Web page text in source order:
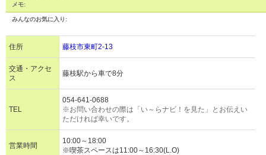
メモ:
みんなのお気に入り:
住所 藤枝市東町2-13
交通・アクセ
ス
藤枝駅から車で8分
TEL
054-641-0688
※お問い合わせの際は「い～らナビ！を見た」とお伝えい
ただければ幸いです。
営業時間
10:00～18:00
※喫茶スペースは11:00～16:30(L.O)